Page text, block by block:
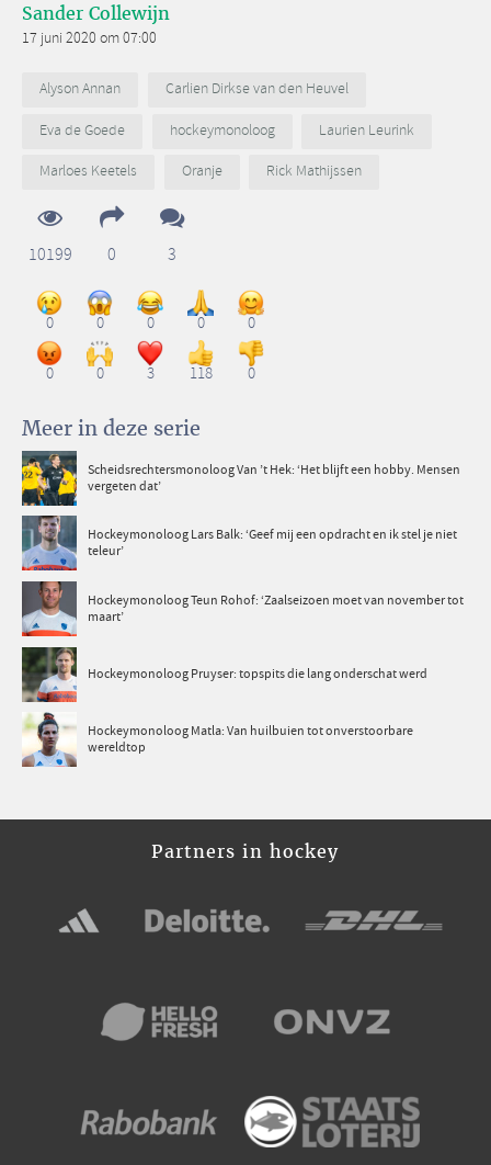
Sander Collewijn
17 juni 2020 om 07:00
Alyson Annan
Carlien Dirkse van den Heuvel
Eva de Goede
hockeymonoloog
Laurien Leurink
Marloes Keetels
Oranje Rick Mathijssen
10199 0 3
0 0 0 0 0
0 0 3 118 0
Meer in deze serie
Scheidsrechtersmonoloog Van ’t Hek: ‘Het blijft een hobby. Mensen
vergeten dat’
Hockeymonoloog Lars Balk: ‘Geef mij een opdracht en ik stel je niet
teleur’
Hockeymonoloog Teun Rohof: ‘Zaalseizoen moet van november tot
maart’
Hockeymonoloog Pruyser: topspits die lang onderschat werd
Hockeymonoloog Matla: Van huilbuien tot onverstoorbare
wereldtop
Partners in hockey